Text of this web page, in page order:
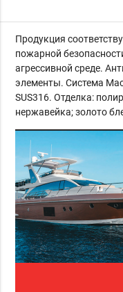
Продукция
пожарной
агрессивной среде.
элементы. Система
SUS316. Отделка:
нержавейка; золото